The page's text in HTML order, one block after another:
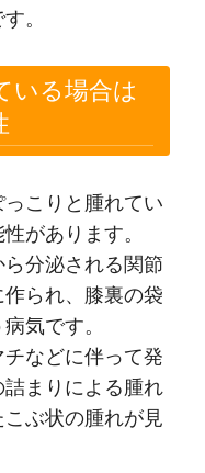
。
いる場合は
こりと腫れてい
があります。
分泌される関節
られ、膝裏の袋
気です。
などに伴って発
まりによる腫れ
ぶ状の腫れが見